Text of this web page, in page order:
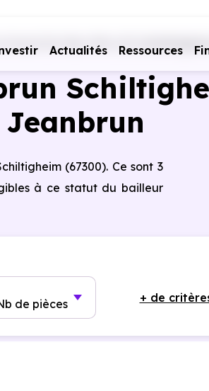
Actualités Ressources
Est Bas-Rhin (67)
(67300). Ce sont 3
à ce statut du bailleur
de pièces + de